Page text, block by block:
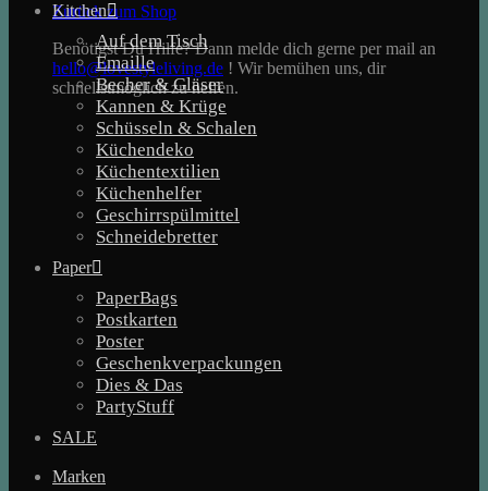
Zurück zum Shop
Benötigst Du Hilfe? Dann melde dich gerne per mail an
hello@lovestyleliving.de ! Wir bemühen uns, dir
schnellstmöglich zu helfen.
Kitchen
Auf dem Tisch
Emaille
Becher & Gläser
Kannen & Krüge
Schüsseln & Schalen
Küchendeko
Küchentextilien
Küchenhelfer
Geschirrspülmittel
Schneidebretter
Paper
PaperBags
Postkarten
Poster
Geschenkverpackungen
Dies & Das
PartyStuff
SALE
Marken